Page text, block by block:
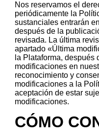
Nos reservamos el
periódicamente la
sustanciales entrarán
después de la
revisada. La última
apartado «Última
la Plataforma,
modificaciones en
reconocimiento y
modificaciones a la
aceptación de estar
modificaciones.
CÓMO